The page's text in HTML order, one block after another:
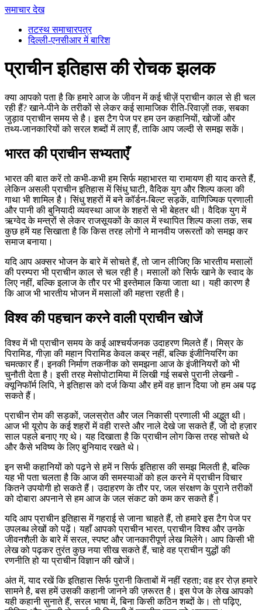
समाचार देख
तटस्थ समाचारपत्र
दिल्ली-एनसीआर में बारिश
प्राचीन इतिहास की रोचक झलक
क्या आपको पता है कि हमारे आज के जीवन में कई चीज़ें प्राचीन काल से ही चल
रही हैं? खाने‑पीने के तरीकों से लेकर कई सामाजिक रीति‑रिवाज़ों तक, सबका
जुड़ाव प्राचीन समय से है। इस टैग पेज पर हम उन कहानियों, खोजों और
तथ्य‑जानकारियों को सरल शब्दों में लाए हैं, ताकि आप जल्दी से समझ सकें।
भारत की प्राचीन सभ्यताएँ
भारत की बात करें तो कभी‑कभी हम सिर्फ महाभारत या रामायण ही याद करते हैं,
लेकिन असली प्राचीन इतिहास में सिंधु घाटी, वैदिक युग और शिल्प कला की
गाथा भी शामिल है। सिंधु शहरों में बने कॉर्डन‑बिल्ट सड़कें, वाणिज्यिक प्रणाली
और पानी की बुनियादी व्यवस्था आज के शहरों से भी बेहतर थी। वैदिक युग में
ऋग्वेद के मन्त्रों से लेकर राजसूयकों के काल में स्थापित शिल्प कला तक, सब
कुछ हमें यह सिखाता है कि किस तरह लोगों ने मानवीय जरूरतों को समझ कर
समाज बनाया।
यदि आप अक्सर भोजन के बारे में सोचते हैं, तो जान लीजिए कि भारतीय मसालों
की परम्परा भी प्राचीन काल से चल रही है। मसालों को सिर्फ खाने के स्वाद के
लिए नहीं, बल्कि इलाज के तौर पर भी इस्तेमाल किया जाता था। यही कारण है
कि आज भी भारतीय भोजन में मसालों की महत्ता रहती है।
विश्व की पहचान करने वाली प्राचीन खोजें
विश्व में भी प्राचीन समय के कई आश्चर्यजनक उदाहरण मिलते हैं। मिस्र के
पिरामिड, गीज़ा की महान पिरामिड केवल कब्र नहीं, बल्कि इंजीनियरिंग का
चमत्कार हैं। इनकी निर्माण तकनीक को समझना आज के इंजीनियरों को भी
चुनौती देता है। इसी तरह मेसोपोटामिया में लिखी गई सबसे पुरानी लेखनी -
क्यूनिफॉर्म लिपि, ने इतिहास को दर्ज किया और हमें वह ज्ञान दिया जो हम अब पढ़
सकते हैं।
प्राचीन रोम की सड़कों, जलस्रोत और जल निकासी प्रणाली भी अद्भुत थी।
आज भी यूरोप के कई शहरों में वही रास्ते और नाले देखे जा सकते हैं, जो दो हज़ार
साल पहले बनाए गए थे। यह दिखाता है कि प्राचीन लोग किस तरह सोचते थे
और कैसे भविष्य के लिए बुनियाद रखते थे।
इन सभी कहानियों को पढ़ने से हमें न सिर्फ इतिहास की समझ मिलती है, बल्कि
यह भी पता चलता है कि आज की समस्याओं को हल करने में प्राचीन विचार
कितने उपयोगी हो सकते हैं। उदाहरण के तौर पर, जल संरक्षण के पुराने तरीकों
को दोबारा अपनाने से हम आज के जल संकट को कम कर सकते हैं।
यदि आप प्राचीन इतिहास में गहराई से जाना चाहते हैं, तो हमारे इस टैग पेज पर
उपलब्ध लेखों को पढ़ें। यहाँ आपको प्राचीन भारत, प्राचीन विश्व और उनके
जीवनशैली के बारे में सरल, स्पष्ट और जानकारीपूर्ण लेख मिलेंगे। आप किसी भी
लेख को पढ़कर तुरंत कुछ नया सीख सकते हैं, चाहे वह प्राचीन युद्धों की
रणनीति हो या प्राचीन विज्ञान की खोजें।
अंत में, याद रखें कि इतिहास सिर्फ पुरानी किताबों में नहीं रहता; वह हर रोज़ हमारे
सामने है, बस हमें उसकी कहानी जानने की ज़रूरत है। इस पेज के लेख आपको
यही कहानी सुनाते हैं, सरल भाषा में, बिना किसी कठिन शब्दों के। तो पढ़िए,